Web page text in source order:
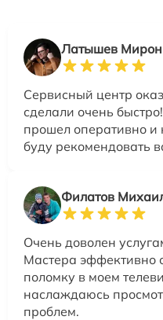
Латышев Мирон
Сервисный центр
сделали очень
прошел оперативно и
буду рекомендовать
Филатов
Очень доволен
Мастера эффективно
поломку в моем
наслаждаюсь
проблем.